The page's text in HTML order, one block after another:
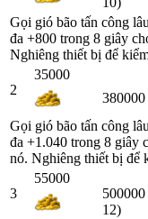
Gọi gió bão tấn công
đa +800 trong 8 giây
Nghiêng thiết bị để
2
35000
380000
Gọi gió bão tấn công
đa +1.040 trong 8 giây
nó. Nghiêng thiết bị để
3
55000
500000
12)